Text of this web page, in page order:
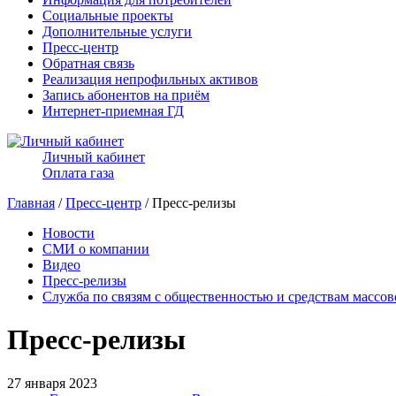
Социальные проекты
Дополнительные услуги
Пресс-центр
Обратная связь
Реализация непрофильных активов
Запись абонентов на приём
Интернет-приемная ГД
Личный кабинет
Оплата газа
Главная /Пресс-центр / Пресс-релизы
Новости
СМИ о компании
Видео
Пресс-релизы
Служба по связям с общественностью и средствам
Пресс-релизы
27 января 2023